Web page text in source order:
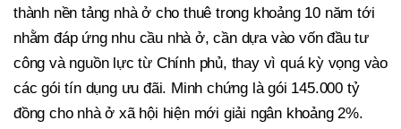
thành nền tảng nhà ở cho thuê trong khoảng 10 năm tới
nhằm đáp ứng nhu cầu nhà ở, cần dựa vào vốn đầu tư
công và nguồn lực từ Chính phủ, thay vì quá kỳ vọng vào
các gói tín dụng ưu đãi. Minh chứng là gói 145.000 tỷ
đồng cho nhà ở xã hội hiện mới giải ngân khoảng 2%.